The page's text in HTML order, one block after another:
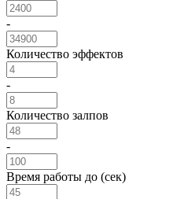
-
Количество эффектов
-
Количество залпов
-
Время работы до (сек)